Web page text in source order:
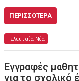
ΠΕΡΙΣΣΌΤΕΡΑ
Τελευταία Νέα
Εγγραφές
για το σχολικό